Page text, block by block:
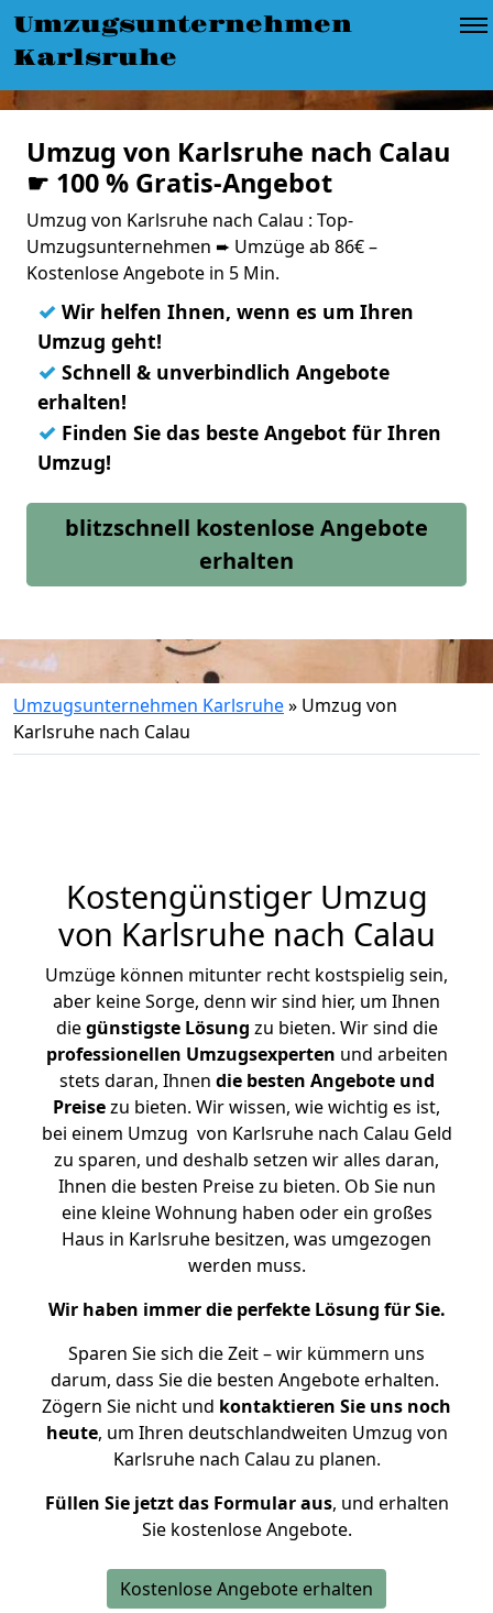
Umzugsunternehmen
Karlsruhe
Umzug von Karlsruhe nach Calau
☛ 100 % Gratis-Angebot
Umzug von Karlsruhe nach Calau : Top-
Umzugsunternehmen ➨ Umzüge ab 86€ –
Kostenlose Angebote in 5 Min.
✓ Wir helfen Ihnen, wenn es um Ihren
Umzug geht!
✓ Schnell & unverbindlich Angebote
erhalten!
✓ Finden Sie das beste Angebot für Ihren
Umzug!
blitzschnell kostenlose Angebote
erhalten
Umzugsunternehmen Karlsruhe» Umzug von
Karlsruhe nach Calau
Kostengünstiger Umzug
von Karlsruhe nach Calau
Umzüge können mitunter recht kostspielig sein,
aber keine Sorge, denn wir sind hier, um Ihnen
diegünstigste Lösung zu bieten. Wir sind die
professionellen Umzugsexperten und arbeiten
stets daran, Ihnen die besten Angebote und
Preisezu bieten. Wir wissen, wie wichtig es ist,
bei einem Umzug von Karlsruhe nach Calau Geld
zu sparen, und deshalb setzen wir alles daran,
Ihnen die besten Preise zu bieten. Ob Sie nun
eine kleine Wohnung haben oder ein großes
Haus in Karlsruhe besitzen, was umgezogen
werden muss.
Wir haben immer die perfekte Lösung für Sie.
Sparen Sie sich die Zeit – wir kümmern uns
darum, dass Sie die besten Angebote erhalten.
Zögern Sie nicht und kontaktieren Sie uns noch
heute, um Ihren deutschlandweiten Umzug von
Karlsruhe nach Calau zu planen.
Füllen Sie jetzt das Formular aus, und erhalten
Sie kostenlose Angebote.
Kostenlose Angebote erhalten